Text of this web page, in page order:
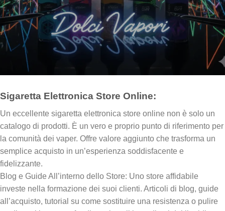
Sigaretta Elettronica Store Online:
Un eccellente sigaretta elettronica store online non è solo un
catalogo di prodotti. È un vero e proprio punto di riferimento per
la comunità dei vaper. Offre valore aggiunto che trasforma un
semplice acquisto in un’esperienza soddisfacente e
fidelizzante.
Blog e Guide All’interno dello Store: Uno store affidabile
investe nella formazione dei suoi clienti. Articoli di blog, guide
all’acquisto, tutorial su come sostituire una resistenza o pulire